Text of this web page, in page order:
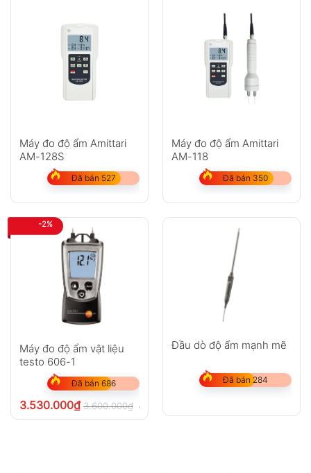
Máy đo độ ẩm Amittari
AM-128S
Đã bán 527
Máy đo độ ẩm Amittari
AM-118
Đã bán 350
-2%
Máy đo độ ẩm vật liệu
testo 606-1
Đã bán 686
3.530.000₫ 3.600.000₫ chưa VAT 8%
Đầu dò độ ẩm mạnh mẽ
Đã bán 284